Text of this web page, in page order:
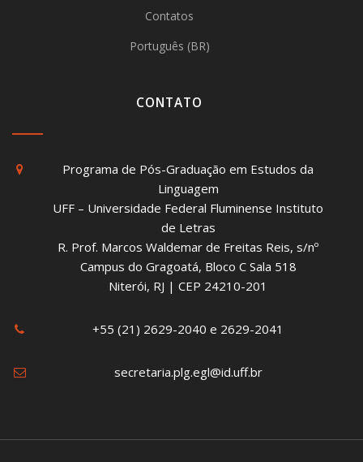
Contatos
Português (BR)
CONTATO
Programa de Pós-Graduação em Estudos da
Linguagem
UFF – Universidade Federal Fluminense Instituto
de Letras
R. Prof. Marcos Waldemar de Freitas Reis, s/nº
Campus do Gragoatá, Bloco C Sala 518
Niterói, RJ | CEP 24210-201
+55 (21) 2629-2040 e 2629-2041
secretaria.plg.egl@id.uff.br